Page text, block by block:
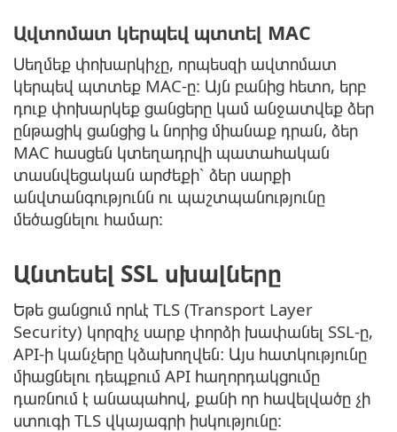
Ավտոմատ կերպեվ պտտել MAC
Սեղմեք փոխարկիչը, որպեսզի ավտոմատ
կերպեվ պտտեք MAC-ը: Այն բանից հետո, երբ
դուք փոխարկեք ցանցերը կամ անջատվեք ձեր
ընթացիկ ցանցից և նորից միանաք դրան, ձեր
MAC հասցեն կտեղադրվի պատահական
տասնվեցական արժեքի՝ ձեր սարքի
անվտանգությունն ու պաշտպանությունը
մեծացնելու համար:
Անտեսել SSL սխալները
Եթե ցանցում որևէ TLS (Transport Layer
Security) կորզիչ սարք փորձի խափանել SSL-ը,
API-ի կանչերը կձախողվեն։ Այս հատկությունը
միացնելու դեպքում API հաղորդակցումը
դառնում է անապահով, քանի որ հավելվածը չի
ստուգի TLS վկայագրի իսկությունը: